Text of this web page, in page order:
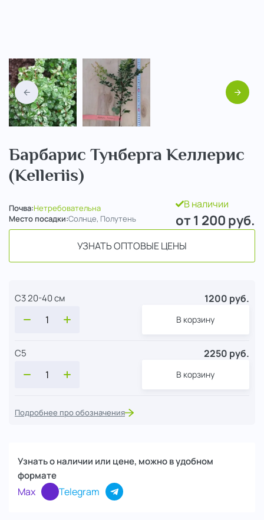
Назад Вперед
Барбарис Тунберга Келлерис
(Kelleriis)
Почва:Нетребовательна
Место посадки:Солнце, Полутень
В наличии
от 1 200 руб.
УЗНАТЬ ОПТОВЫЕ ЦЕНЫ
С3 20-40 см 1200 руб.
В корзину
С5 2250 руб.
В корзину
Подробнее про обозначения
Узнать о наличии или цене, можно в удобном
формате
Max Telegram